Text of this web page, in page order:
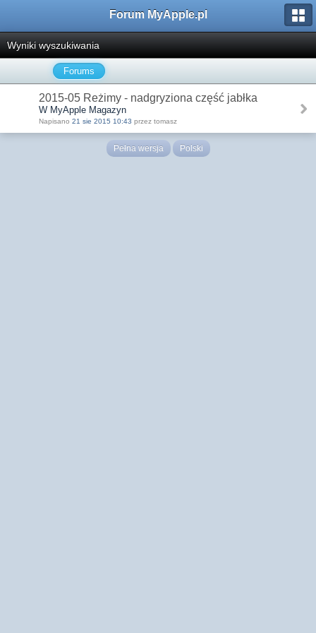
Forum MyApple.pl
Wyniki wyszukiwania
Forums
2015-05 Reżimy - nadgryziona część jabłka
W MyApple Magazyn
Napisano 21 sie 2015 10:43 przez tomasz
Pełna wersja Polski